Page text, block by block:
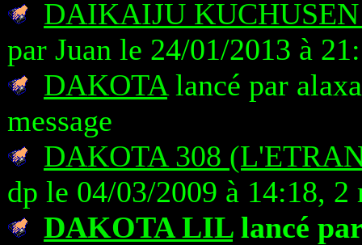
DAIKAIJU
par Juan le 24/01/2013 à
DAKOTAlancé par
message
DAKOTA 308
dp le 04/03/2009 à 14:18, 2
DAKOTA LILlancé